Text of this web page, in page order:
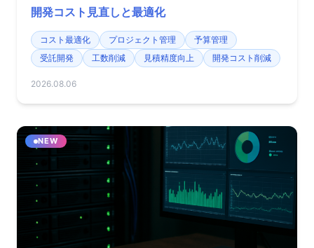
開発コスト見直しと最適化
コスト最適化 プロジェクト管理
予算管理
受託開発
工数削減 見積精度向上 開発コスト削減
2026.08.06
NEW